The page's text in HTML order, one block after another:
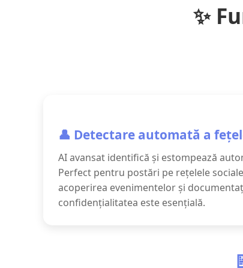
✨
👤 Detectare automată a
AI avansat identifică și estompează
Perfect pentru postări pe rețelele
acoperirea evenimentelor și
confidențialitatea este esențială.